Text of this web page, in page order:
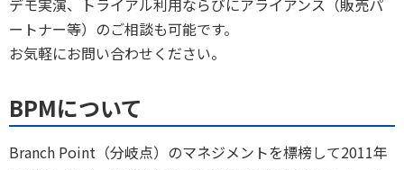
デモ実演、トライアル利用ならびにアライアンス（販売パ
ートナー等）のご相談も可能です。
お気軽にお問い合わせください。
BPMについて
Branch Point（分岐点）のマネジメントを標榜して2011年